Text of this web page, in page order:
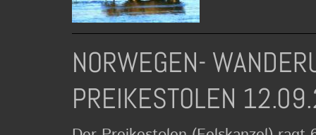
NORWEGEN-
PREIKESTOLEN